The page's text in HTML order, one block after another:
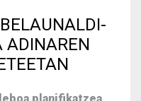
ADINAREN